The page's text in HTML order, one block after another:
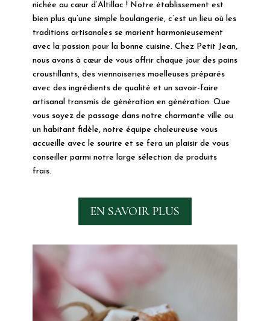
nichée au cœur d’Altillac ! Notre établissement est
bien plus qu’une simple boulangerie, c’est un lieu où les
traditions artisanales se marient harmonieusement
avec la passion pour la bonne cuisine. Chez Petit Jean,
nous avons à cœur de vous offrir chaque jour des pains
croustillants, des viennoiseries moelleuses préparés
avec des ingrédients de qualité et un savoir-faire
artisanal transmis de génération en génération. Que
vous soyez de passage dans notre charmante ville ou
un habitant fidèle, notre équipe chaleureuse vous
accueille avec le sourire et se fera un plaisir de vous
conseiller parmi notre large sélection de produits
frais.
EN SAVOIR PLUS